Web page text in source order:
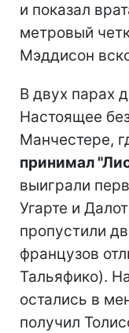
и показал
метровый
Мэддисон
В двух парах
Настоящее
Манчестере,
принимал
выиграли
Угарте и
пропустили
французов
Тальяфико).
остались в
получил